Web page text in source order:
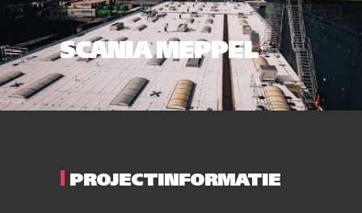
SCANIA MEPPEL
PROJECTINFORMATIE